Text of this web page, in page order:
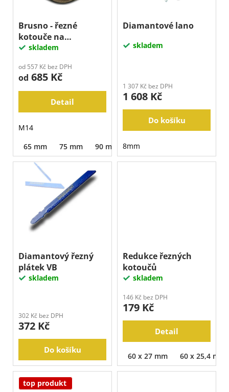
Brusno - řezné
kotouče na
MRAMOR, EP
skladem
od 557 Kč bez DPH
od 685 Kč
Detail
M14
65 mm
75 mm 90 mm 125 mm
Diamantové lano
skladem
1 307 Kč bez DPH
1 608 Kč
Do košíku
8mm
Diamantový řezný
plátek VB
skladem
302 Kč bez DPH
372 Kč
Do košíku
Redukce řezných
kotoučů
skladem
146 Kč bez DPH
179 Kč
Detail
60 x 27 mm 60 x 25,4 mm
top produkt
m